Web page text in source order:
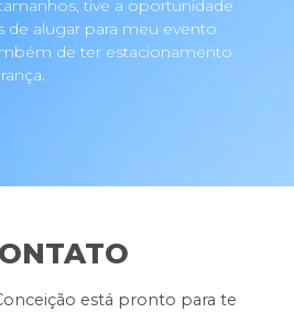
tive a oportunidade
de alugar para meu evento
de ter estacionamento
está pronto para te